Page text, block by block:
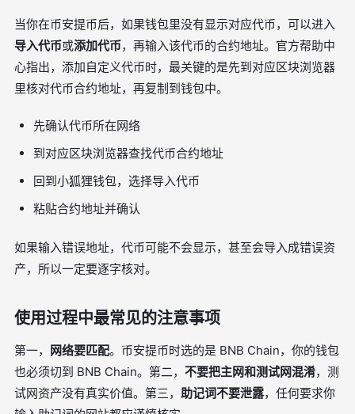
当你在币安提币后，如果钱包里没有显示对应代币，可以进入
导入代币或添加代币，再输入该代币的合约地址。官方帮助中
心指出，添加自定义代币时，最关键的是先到对应区块浏览器
里核对代币合约地址，再复制到钱包中。
先确认代币所在网络
到对应区块浏览器查找代币合约地址
回到小狐狸钱包，选择导入代币
粘贴合约地址并确认
如果输入错误地址，代币可能不会显示，甚至会导入成错误资
产，所以一定要逐字核对。
使用过程中最常见的注意事项
第一， 网络要匹配。币安提币时选的是 BNB Chain，你的钱包
也必须切到 BNB Chain。第二， 不要把主网和测试网混淆，测
试网资产没有真实价值。第三， 助记词不要泄露，任何要求你